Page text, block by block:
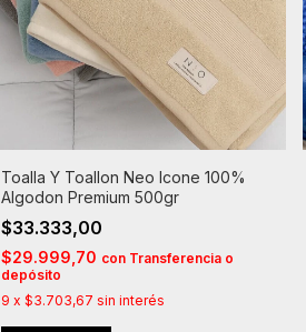
Toalla Y Toallon Neo Icone 100%
Algodon Premium 500gr
$33.333,00
$29.999,70 con Transferencia o
depósito
9 x $3.703,67 sin interés